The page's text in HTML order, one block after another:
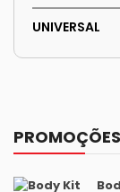
UNIVERSAL
PROMOÇÕES